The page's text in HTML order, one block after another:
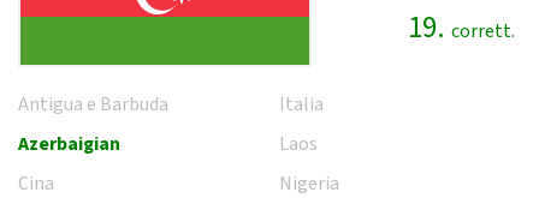
19. corrett.
Antigua e Barbuda
Azerbaigian
Cina
Italia
Laos
Nigeria